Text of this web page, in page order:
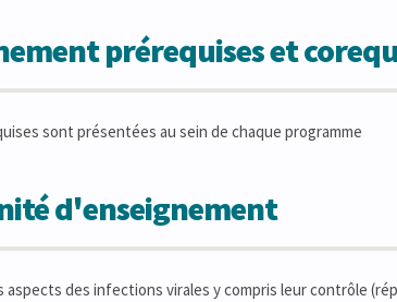
prérequises et
sont présentées au sein de chaque programme
d'enseignement
des infections virales y compris leur contrôle